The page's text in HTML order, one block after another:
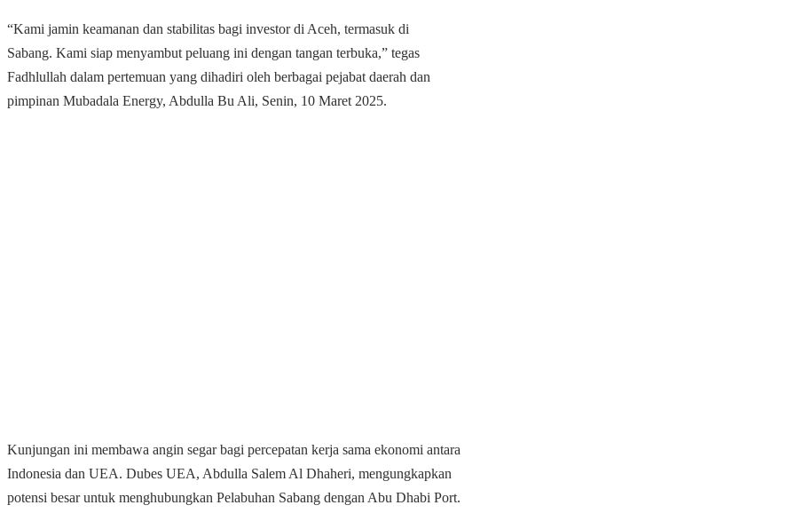
“Kami jamin keamanan dan stabilitas bagi investor di Aceh, termasuk di
Sabang. Kami siap menyambut peluang ini dengan tangan terbuka,” tegas
Fadhlullah dalam pertemuan yang dihadiri oleh berbagai pejabat daerah dan
pimpinan Mubadala Energy, Abdulla Bu Ali, Senin, 10 Maret 2025.
Kunjungan ini membawa angin segar bagi percepatan kerja sama ekonomi antara
Indonesia dan UEA. Dubes UEA, Abdulla Salem Al Dhaheri, mengungkapkan
potensi besar untuk menghubungkan Pelabuhan Sabang dengan Abu Dhabi Port.